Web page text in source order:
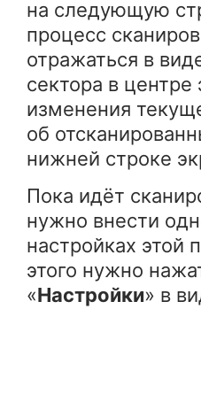
на следующую
процесс
отражаться в
сектора в центре
изменения
об
нижней строке
Пока идёт
нужно внести
настройках этой
этого нужно
«Настройки» в